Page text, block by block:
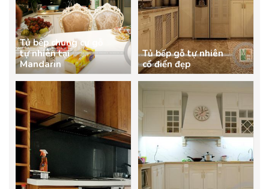
Tủ bếp chung cư gỗ
tự nhiên tại
Mandarin
Tủ bếp gỗ tự nhiên
cổ điển đẹp